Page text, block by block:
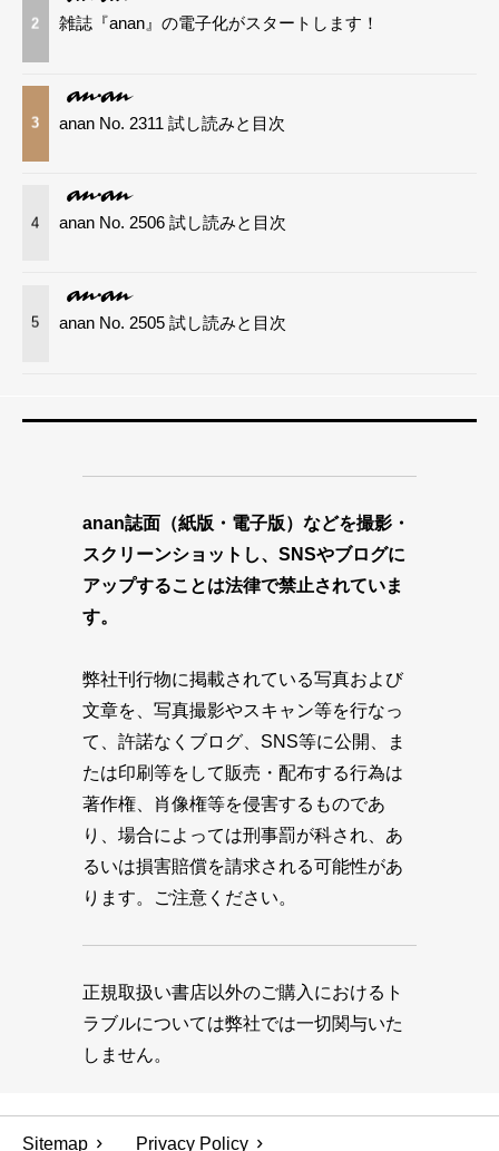
2 雑誌『anan』の電子化がスタートします！
3 anan No. 2311 試し読みと目次
4 anan No. 2506 試し読みと目次
5 anan No. 2505 試し読みと目次
anan誌面（紙版・電子版）などを撮影・
スクリーンショットし、SNSやブログに
アップすることは法律で禁止されていま
す。
弊社刊行物に掲載されている写真および
文章を、写真撮影やスキャン等を行なっ
て、許諾なくブログ、SNS等に公開、ま
たは印刷等をして販売・配布する行為は
著作権、肖像権等を侵害するものであ
り、場合によっては刑事罰が科され、あ
るいは損害賠償を請求される可能性があ
ります。ご注意ください。
正規取扱い書店以外のご購入におけるト
ラブルについては弊社では一切関与いた
しません。
Sitemap Privacy Policy